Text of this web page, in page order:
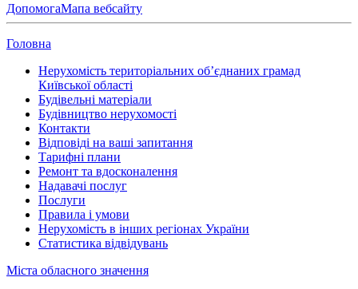
ДопомогаМапа вебсайту
Головна
Нерухомість територіальних об’єднаних грамад
Київської області
Будівельні матеріали
Будівництво нерухомості
Контакти
Відповіді на ваші запитання
Тарифні плани
Ремонт та вдосконалення
Надавачі послуг
Послуги
Правила і умови
Нерухомість в інших регіонах України
Статистика відвідувань
Міста обласного значення